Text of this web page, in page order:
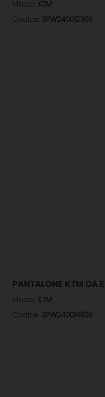
Marca: KTM
Codice: 3PW24001230X
PANTALONE KTM DA
Marca: KTM
Codice: 3PW24001450X